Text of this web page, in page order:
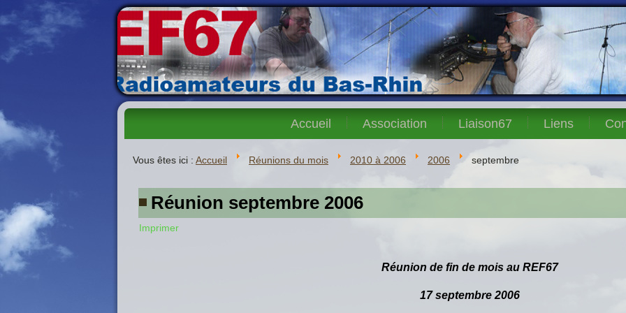
Accueil Association Liaison67 Liens
Vous êtes ici : Accueil Réunions du mois 2010 à 2006 2006 septembre
Réunion septembre 2006
Imprimer
Réunion de fin de mois au REF67
17 septembre 2006